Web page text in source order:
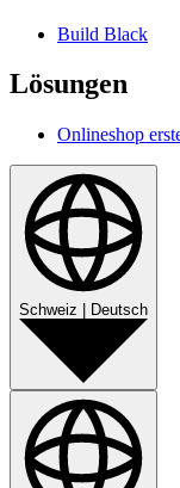
Build Black
Lösungen
Onlineshop
Schweiz Deutsch